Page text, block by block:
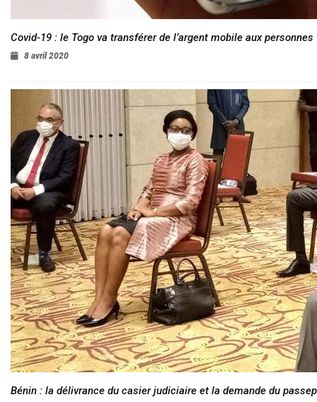
Covid-19 : le Togo va transférer de l’argent mobile aux
8 avril 2020
Bénin : la délivrance du casier judiciaire et la demande du